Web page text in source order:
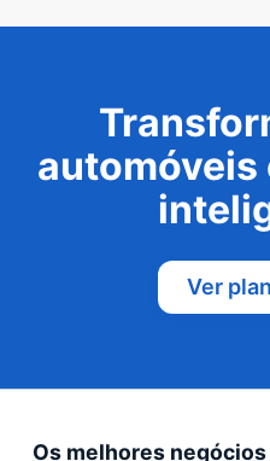
automóveis
Ver
Os melhores